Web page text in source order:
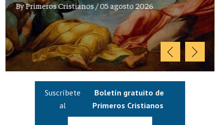
ByPrimeros Cristianos/05 agosto 2026
Suscríbete
al
Boletín gratuito de
Primeros Cristianos